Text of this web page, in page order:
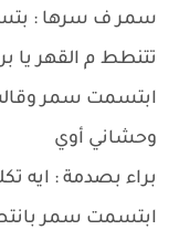
سمر ف سرها :
تتنطط م القهر يا
ابتسمت سمر
وحشاني أوي
براء بصدمة : ايه
ابتسمت سمر